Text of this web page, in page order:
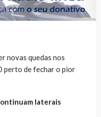
novas quedas nos
perto de fechar o pior
laterais